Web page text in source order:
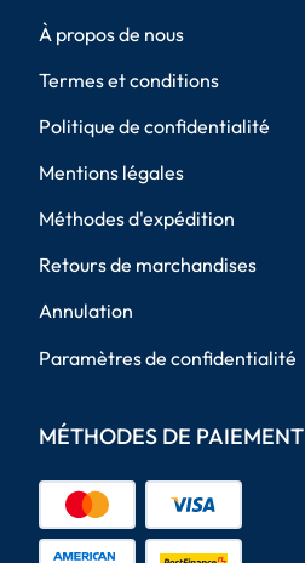
À propos de nous
Termes et conditions
Politique de confidentialité
Mentions légales
Méthodes d'expédition
Retours de marchandises
Annulation
Paramètres de confidentialité
MÉTHODES DE PAIEMENT